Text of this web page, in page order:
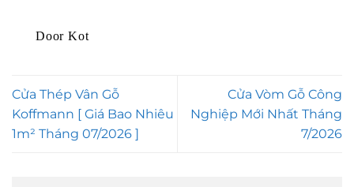
Door Kot
Cửa Thép Vân Gỗ
Koffmann [ Giá Bao Nhiêu
1m² Tháng 07/2026 ]
Cửa Vòm Gỗ Công
Nghiệp Mới Nhất Tháng
7/2026